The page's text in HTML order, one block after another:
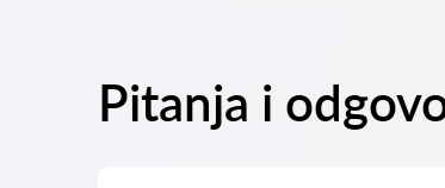
Pitanja i